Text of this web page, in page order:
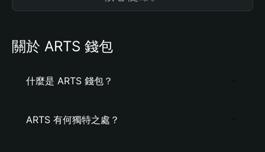
關於 ARTS 錢包
什麼是 ARTS 錢包？
ARTS 有何獨特之處？